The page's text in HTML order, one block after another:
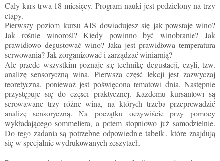
Cały kurs trwa 18 miesięcy. Program nauki jest podzielony na trzy
etapy.
Pierwszy poziom kursu AIS dowiadujesz się jak powstaje wino?
Jak rośnie winorośl? Kiedy powinno być winobranie? Jak
prawidłowo degustować wino? Jaka jest prawidłowa temperatura
serwowania? Jak zorganizować i zarządzać winiarnią?
Ale przede wszystkim poznaje się technikę degustacji, czyli, tzw.
analizę sensoryczną wina. Pierwsza część lekcji jest zazwyczaj
teoretyczna, ponieważ jest poświęcona tematowi dnia. Następnie
przystępuje się do części praktycznej. Każdemu kursantowi są
serowawane trzy różne wina, na których trzeba przeprowadzić
analizę sensoryczną. Na początku oczywiście przy pomocy
wykładającego sommeliera, a potem stopniowo już samodzielnie.
Do tego zadania są potrzebne odpowiednie tabelki, które znajdują
się w specjalnie wydrukowanych zeszytach.